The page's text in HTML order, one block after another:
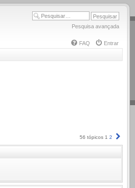
Pesquisa avançada
FAQ
Entrar
56 tópicos 1 2